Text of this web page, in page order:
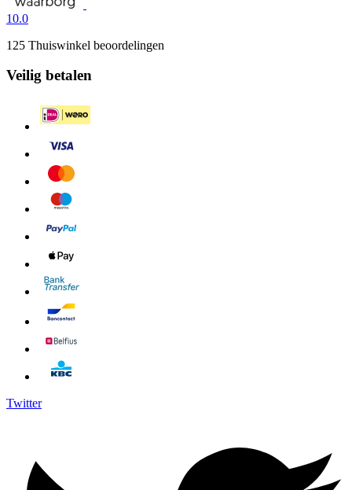
10.0
125 Thuiswinkel beoordelingen
Veilig betalen
Twitter